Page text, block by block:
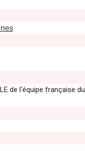
de l'équipe française du